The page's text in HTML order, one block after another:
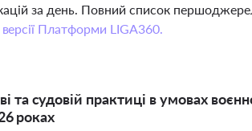
за день. Повний список
версії Платформи LIGA360.
судовій практиці в умовах
роках